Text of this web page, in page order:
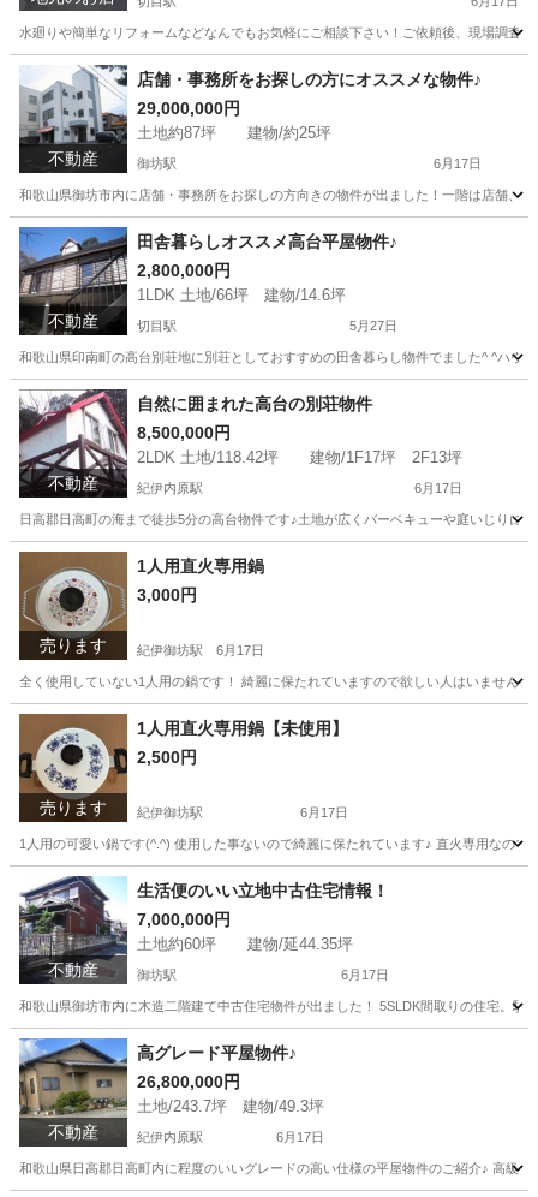
水廻りや簡単なリフォームなどなんでもお気軽にご相談下さい！ご依頼後、現場調査
和歌山 日高郡 切目駅 便利屋
不動産
店舗・事務所をお探しの方にオススメな物件♪
29,000,000円
土地約87坪 建物/約25坪
御坊駅 6月17日
和歌山県御坊市内に店舗・事務所をお探しの方向きの物件が出ました！一階は店舗、
和歌山 御坊市 御坊駅 新築（マンション/一戸建て）
不動産
田舎暮らしオススメ高台平屋物件♪
2,800,000円
1LDK 土地/66坪 建物/14.6坪
切目駅 5月27日
和歌山県印南町の高台別荘地に別荘としておすすめの田舎暮らし物件でました^ ^ハウ
和歌山 日高郡 切目駅 中古（マンション/一戸建て）
不動産
自然に囲まれた高台の別荘物件
8,500,000円
2LDK 土地/118.42坪 建物/1F17坪 2F13坪
紀伊内原駅 6月17日
日高郡日高町の海まで徒歩5分の高台物件です♪土地が広くバーベキューや庭いじりに
和歌山 日高郡 紀伊内原駅 中古（マンション/一戸建て）
物件
売ります
1人用直火専用鍋
3,000円
紀伊御坊駅 6月17日
全く使用していない1人用の鍋です！ 綺麗に保たれていますので欲しい人はいません
和歌山 御坊市 紀伊御坊駅 調理器具
売ります
1人用直火専用鍋【未使用】
2,500円
紀伊御坊駅 6月17日
1人用の可愛い鍋です(^.^) 使用した事ないので綺麗に保たれています♪ 直火専用なの
和歌山 御坊市 紀伊御坊駅 調理器具
不動産
生活便のいい立地中古住宅情報！
7,000,000円
土地約60坪 建物/延44.35坪
御坊駅 6月17日
和歌山県御坊市内に木造二階建て中古住宅物件が出ました！ 5SLDK間取りの住宅。
和歌山 御坊市 御坊駅 土地販売/土地売買
不動産
高グレード平屋物件♪
26,800,000円
土地/243.7坪 建物/49.3坪
紀伊内原駅 6月17日
和歌山県日高郡日高町内に程度のいいグレードの高い仕様の平屋物件のご紹介♪ 高級